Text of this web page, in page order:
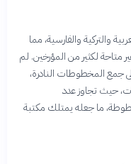
والتركية والفارسية، مما
متاحة لكثير من المؤرخين. لم
جمع المخطوطات النادرة،
حيث تجاوز عدد
التي اقتناها أكثر من 3000 مخطوطة، ما جعله يمتلك مكتبة